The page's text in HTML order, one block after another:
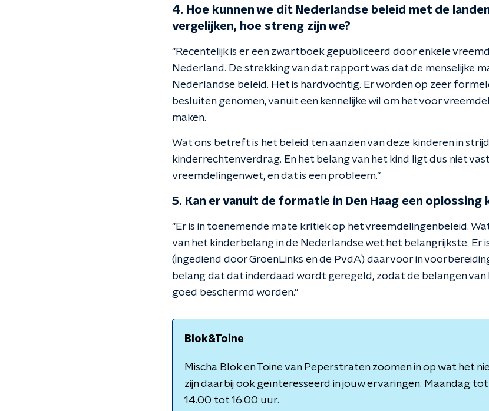
4. Hoe kunnen we dit Nederlandse beleid met de
vergelijken, hoe streng zijn we?
"Recentelijk is er een zwartboek gepubliceerd door enkele
Nederland. De strekking van dat rapport was dat de menselijke
Nederlandse beleid. Het is hardvochtig. Er worden op zeer
besluiten genomen, vanuit een kennelijke wil om het voor
maken.
Wat ons betreft is het beleid ten aanzien van deze kinderen in
kinderrechtenverdrag. En het belang van het kind ligt dus niet
vreemdelingenwet, en dat is een probleem."
5. Kan er vanuit de formatie in Den Haag een oplossing
"Er is in toenemende mate kritiek op het vreemdelingenbeleid.
van het kinderbelang in de Nederlandse wet het belangrijkste. Er
(ingediend door GroenLinks en de PvdA) daarvoor in
belang dat dat inderdaad wordt geregeld, zodat de belangen van
goed beschermd worden."
Blok&Toine
Mischa Blok en Toine van Peperstraten zoomen in op wat het
zijn daarbij ook geïnteresseerd in jouw ervaringen. Maandag
14.00 tot 16.00 uur.